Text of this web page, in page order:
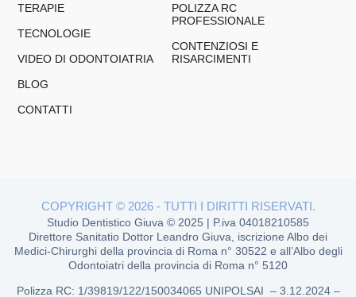
TERAPIE
TECNOLOGIE
VIDEO DI ODONTOIATRIA
BLOG
CONTATTI
POLIZZA RC
PROFESSIONALE
CONTENZIOSI E
RISARCIMENTI
COPYRIGHT © 2026 - TUTTI I DIRITTI RISERVATI.
Studio Dentistico Giuva © 2025 | P.iva 04018210585
Direttore Sanitatio Dottor Leandro Giuva, iscrizione Albo dei
Medici-Chirurghi della provincia di Roma n° 30522 e all’Albo degli
Odontoiatri della provincia di Roma n° 5120
Polizza RC: 1/39819/122/150034065 UNIPOLSAI – 3.12.2024 –